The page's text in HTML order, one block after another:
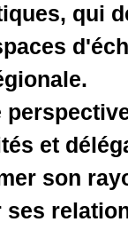
partis
propres
l'échelle
Dans
afin